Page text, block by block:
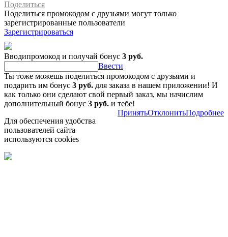
Поделиться
Поделиться промокодом с друзьями могут только
зарегистрированные пользователи
Зарегистрироваться
Вводипромокод и получай бонус 3 руб.
Ввести
Ты тоже можешь поделиться промокодом с друзьями и
подарить им бонус 3 руб. для заказа в нашем приложении! И
как только они сделают свой первый заказ, мы начислим
дополнительный бонус 3 руб. и тебе!
Для обеспечения удобства
пользователей сайта
используются cookies
ПринятьОтклонитьПодробнее